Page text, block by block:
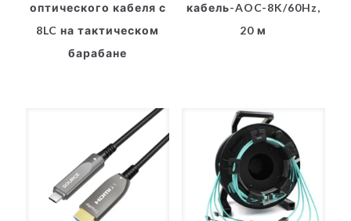
оптического кабеля с
8LC на тактическом
барабане
кабель-AOC-8K/60Hz,
20 м